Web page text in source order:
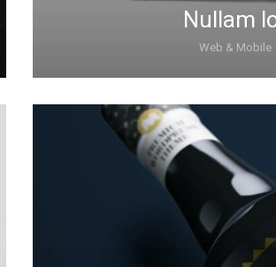
Nullam
Web & Mobile